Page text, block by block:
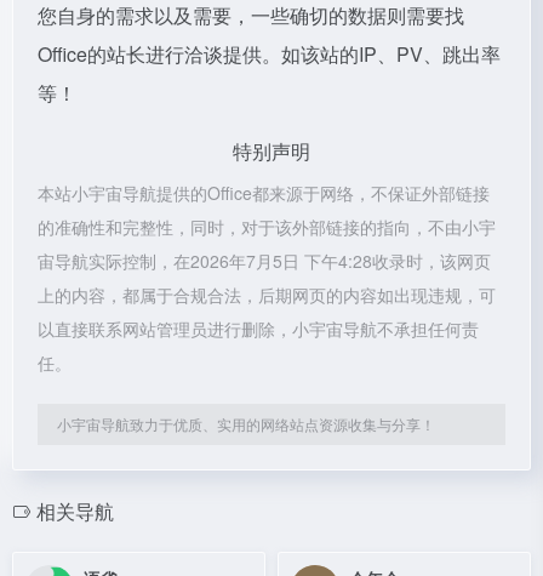
您自身的需求以及需要，一些确切的数据则需要找
Office的站长进行洽谈提供。如该站的IP、PV、跳出率
等！
特别声明
本站小宇宙导航提供的Office都来源于网络，不保证外部链接
的准确性和完整性，同时，对于该外部链接的指向，不由小宇
宙导航实际控制，在2026年7月5日 下午4:28收录时，该网页
上的内容，都属于合规合法，后期网页的内容如出现违规，可
以直接联系网站管理员进行删除，小宇宙导航不承担任何责
任。
小宇宙导航致力于优质、实用的网络站点资源收集与分享！
相关导航